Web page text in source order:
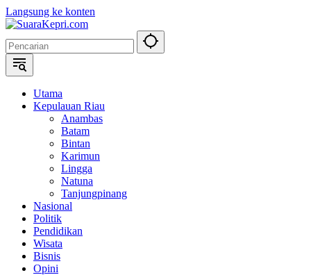
Langsung ke konten
Utama
Kepulauan Riau
Anambas
Batam
Bintan
Karimun
Lingga
Natuna
Tanjungpinang
Nasional
Politik
Pendidikan
Wisata
Bisnis
Opini